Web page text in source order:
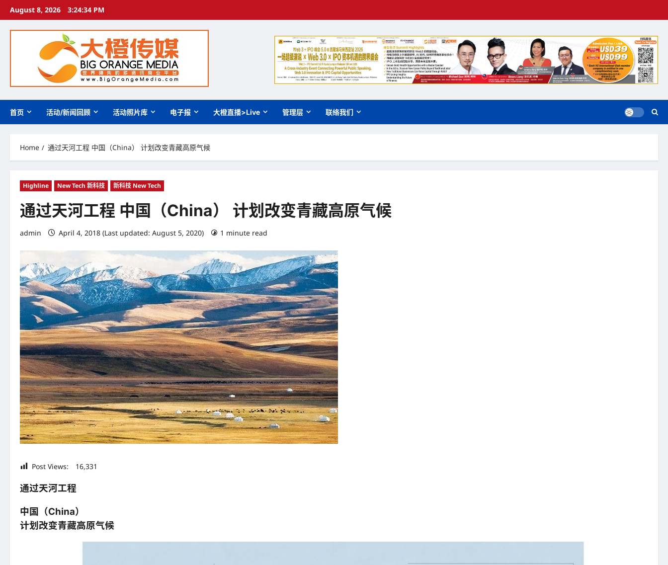
Skip
content
August 8, 2026 3:24:36 PM
首页 活动/新闻回顾 活动照片库 电子报 大橙直播>Live 管理层 联络我们
Home 通过天河工程 中国（China） 计划改变青藏高原气候
Highline New Tech 新科技 新科技 New Tech
通过天河工程 中国（China） 计划改变青藏高原气候
admin April 4, 2018 (Last updated: August 5, 2020) 1 minute read
Post Views: 16,331
通过天河工程
中国（China）
计划改变青藏高原气候